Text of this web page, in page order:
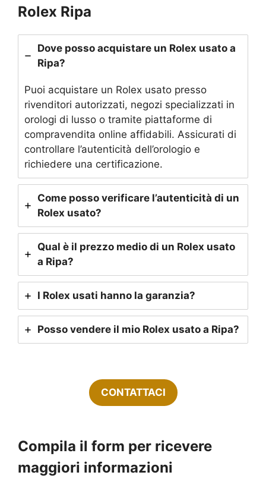
Rolex Ripa
Dove posso acquistare un Rolex usato a
Ripa?
Puoi acquistare un Rolex usato presso
rivenditori autorizzati, negozi specializzati in
orologi di lusso o tramite piattaforme di
compravendita online affidabili. Assicurati di
controllare l’autenticità dell’orologio e
richiedere una certificazione.
Come posso verificare l’autenticità di un
Rolex usato?
Qual è il prezzo medio di un Rolex usato
a Ripa?
I Rolex usati hanno la garanzia?
Posso vendere il mio Rolex usato a Ripa?
CONTATTACI
Compila il form per ricevere
maggiori informazioni